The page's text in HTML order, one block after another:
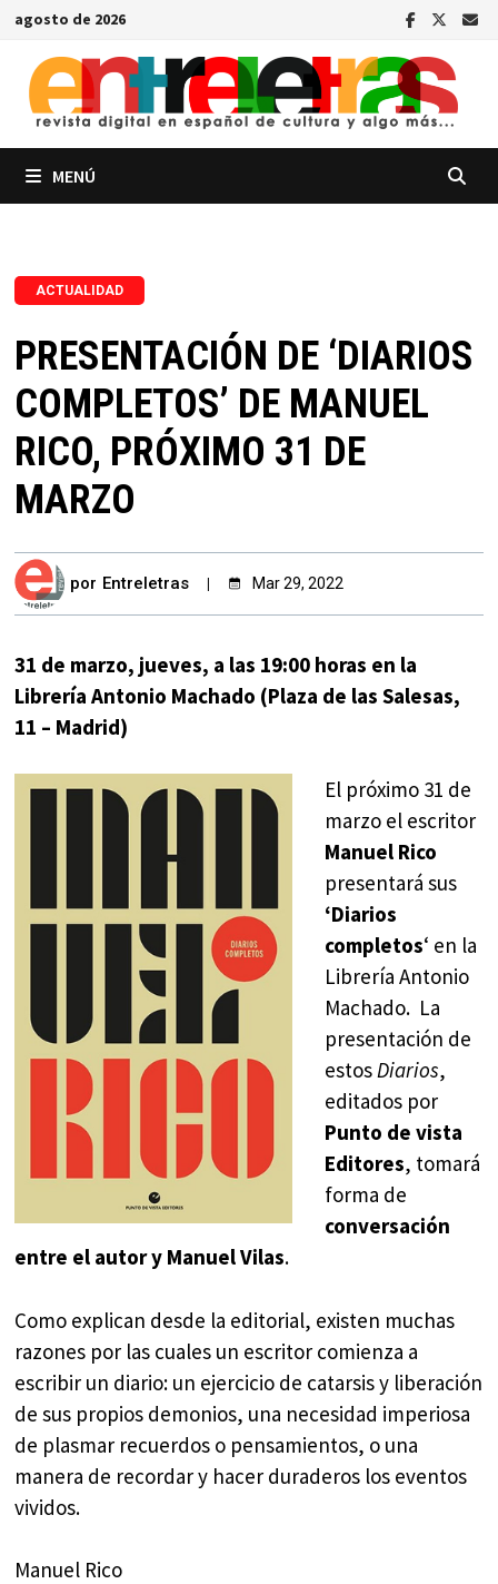
Saltar
contenido
agosto de 2026
MENÚ
ACTUALIDAD
PRESENTACIÓN DE ‘DIARIOS
COMPLETOS’ DE MANUEL
RICO, PRÓXIMO 31 DE
MARZO
por Entreletras Mar 29, 2022
31 de marzo, jueves, a las 19:00 horas en la
Librería Antonio Machado (Plaza de las Salesas,
11 – Madrid)
El próximo 31 de
marzo el escritor
Manuel Rico
presentará sus
‘Diarios
completos‘ en la
Librería Antonio
Machado. La
presentación de
estosDiarios,
editados por
Punto de vista
Editores, tomará
forma de
conversación
entre el autor y Manuel Vilas.
Como explican desde la editorial, existen muchas
razones por las cuales un escritor comienza a
escribir un diario: un ejercicio de catarsis y liberación
de sus propios demonios, una necesidad imperiosa
de plasmar recuerdos o pensamientos, o una
manera de recordar y hacer duraderos los eventos
vividos.
Manuel Rico